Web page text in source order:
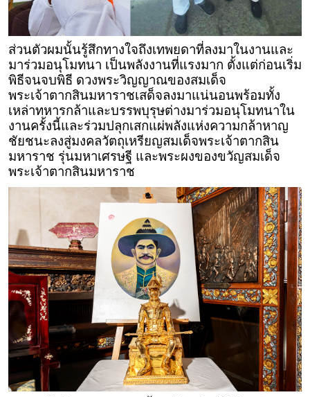
ส่วนตัวผมนั้นรู้สึกทางใจถึงเทพยดาที่ลงมาในงานและ
มาร่วมอนุโมทนา เป็นพลังงานที่แรงมาก ตั้งแต่ก่อนเริ่ม
พิธีจนจบพิธี ดวงพระวิญญาณของสมเด็จ
พระเจ้าตากสินมหาราชเสด็จลงมาแน่นอนพร้อมทั้ง
เหล่าทหารกล้าและบรรพบุรุษต่างมาร่วมอนุโมทนาใน
งานครั้งนี้และร่วมปลุกเสกแผ่พลังแห่งความกล้าหาญ
ชัยชนะลงสู่มงคลวัตถุเหรียญสมเด็จพระเจ้าตากสิน
มหาราช รุ่นมหาเศรษฐี และพระผงของขวัญสมเด็จ
พระเจ้าตากสินมหาราช